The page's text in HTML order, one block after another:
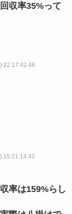
収率35%って
22:17:42.48
15:21:14.42
率は159%らし